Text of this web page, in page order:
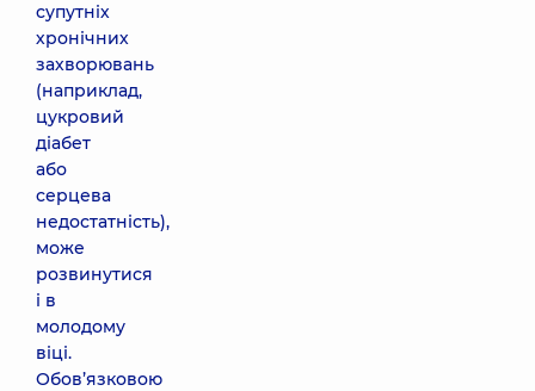
супутніх
хронічних
захворювань
(наприклад,
цукровий
діабет
або
серцева
недостатність),
може
розвинутися
і в
молодому
віці.
Обов’язковою